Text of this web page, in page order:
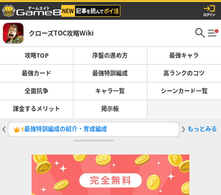
クローズTOC攻略Wiki
攻略TOP 序盤の進め方 最強キャラ
最強カード 最強特訓編成 高ランクのコツ
全面抗争 キャラ一覧 シーンカード一覧
課金するメリット 掲示板
1最強特訓編成の紹介・育成編成 2最強キ
もっとみる